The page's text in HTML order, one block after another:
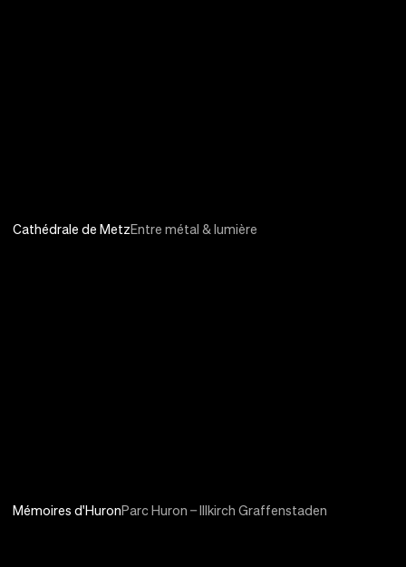
Cathédrale de MetzEntre métal & lumière
Mémoires d'HuronParc Huron – Illkirch Graffenstaden